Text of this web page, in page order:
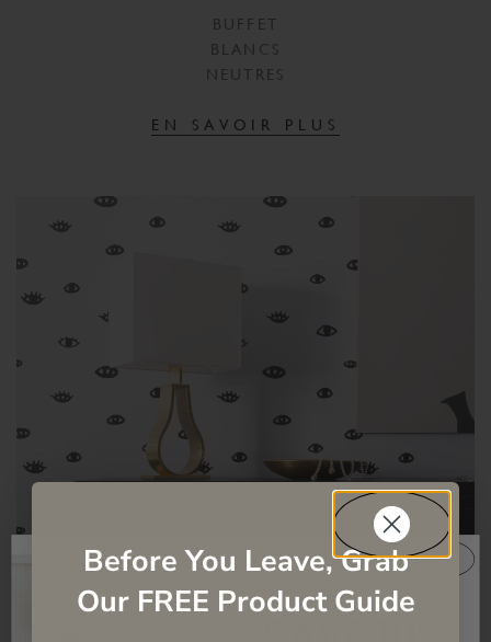
BUFFET
BLANCS
NEUTRES
EN SAVOIR PLUS
Before You Leave, Grab
Our FREE Product Guide